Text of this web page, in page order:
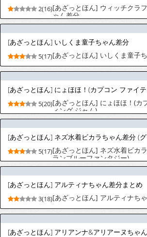
2(16)[あざっとほん] ウィッチクラ
ゃん差分
[あざっとほん] いしくま童子ちゃん差分
5(17)[あざっとほん] いしくま童子
[あざっとほん] にょほほ！(カプコン ファイ
5(20)[あざっとほん] にょほほ！(カ
ィング ジャム)
5(17)[あざっとほん] ネズ水着ビカ
ランブルーファンタジー)
[あざっとほん] アルティナちゃん差分まとめ
3(18)[あざっとほん] アルティナち
[あざっとほん] アリアンナ&アリアーヌちゃ